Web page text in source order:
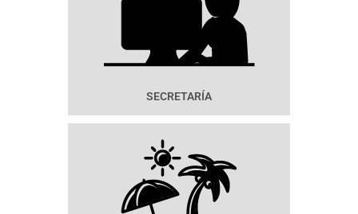
SECRETARÍA